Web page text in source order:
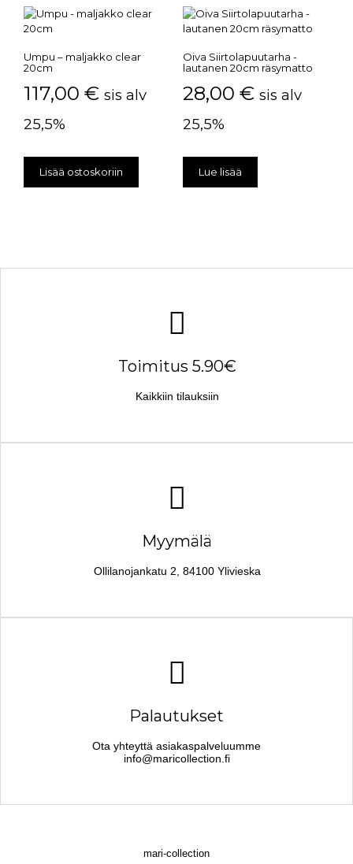
Umpu – maljakko clear
20cm
117,00 € sis alv
25,5%
Lisää ostoskoriin
Oiva Siirtolapuutarha -
lautanen 20cm räsymatto
28,00 € sis alv
25,5%
Lue lisää
Toimitus 5.90€
Kaikkiin tilauksiin
Myymälä
Ollilanojankatu 2, 84100 Ylivieska
Palautukset
Ota yhteyttä asiakaspalveluumme
info@maricollection.fi
mari-collection